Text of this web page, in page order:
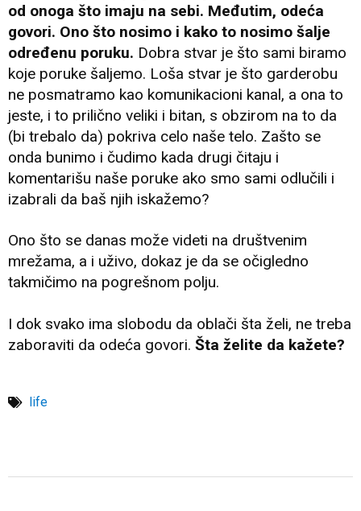
od onoga što imaju na sebi. Međutim, odeća
govori. Ono što nosimo i kako to nosimo šalje
određenu poruku. Dobra stvar je što sami biramo
koje poruke šaljemo. Loša stvar je što garderobu
ne posmatramo kao komunikacioni kanal, a ona to
jeste, i to prilično veliki i bitan, s obzirom na to da
(bi trebalo da) pokriva celo naše telo. Zašto se
onda bunimo i čudimo kada drugi čitaju i
komentarišu naše poruke ako smo sami odlučili i
izabrali da baš njih iskažemo?
Ono što se danas može videti na društvenim
mrežama, a i uživo, dokaz je da se očigledno
takmičimo na pogrešnom polju.
I dok svako ima slobodu da oblači šta želi, ne treba
zaboraviti da odeća govori. Šta želite da kažete?
life